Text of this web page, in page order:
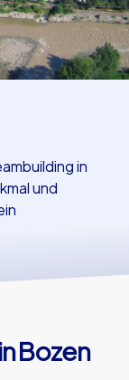
in
und
Bozen